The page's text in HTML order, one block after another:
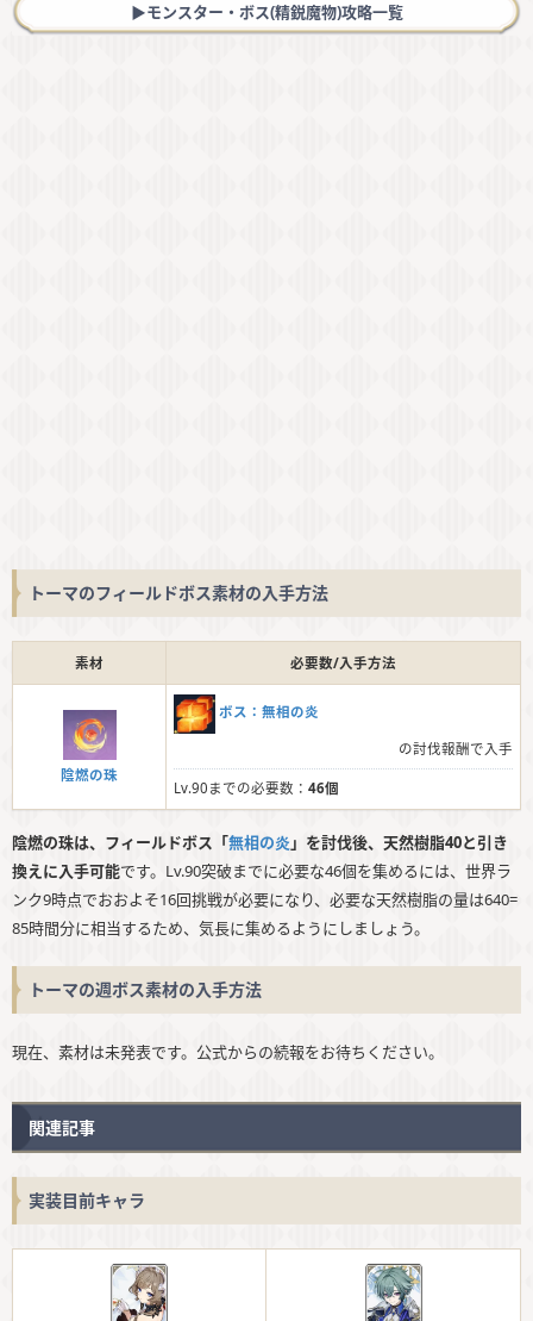
▶︎モンスター・ボス(精鋭魔物)攻略一覧
トーマのフィールドボス素材の入手方法
素材 必要数/入手方法
陰燃の珠
ボス：無相の炎
の討伐報酬で入手
Lv.90までの必要数： 46個
陰燃の珠は、フィールドボス「無相の炎 」を討伐後、天然樹脂40と引き
換えに入手可能です。Lv.90突破までに必要な46個を集めるには、世界ラ
ンク9時点でおおよそ16回挑戦が必要になり、必要な天然樹脂の量は640=
85時間分に相当するため、気長に集めるようにしましょう。
トーマの週ボス素材の入手方法
現在、素材は未発表です。公式からの続報をお待ちください。
関連記事
実装目前キャラ